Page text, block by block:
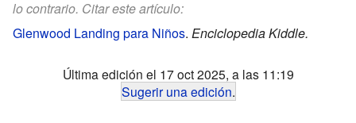
lo contrario. Citar este artículo:
Glenwood Landing para Niños. Enciclopedia Kiddle.
Última edición el 17 oct 2025, a las 11:19
Sugerir una edición.